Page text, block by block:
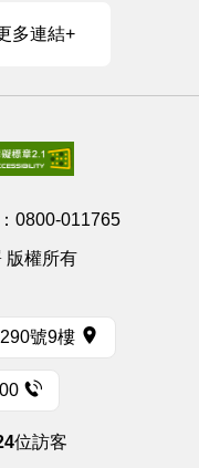
多連結+
0800-011765
版權所有
號9樓
位訪客